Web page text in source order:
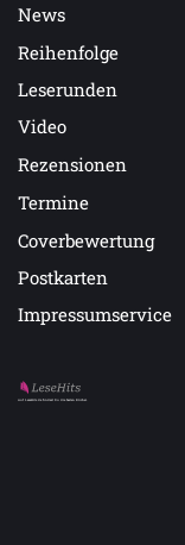
News
Reihenfolge
Leserunden
Video
Rezensionen
Termine
Coverbewertung
Postkarten
Impressumservice
Auf LeseHits.de findest Du die besten Bücher.